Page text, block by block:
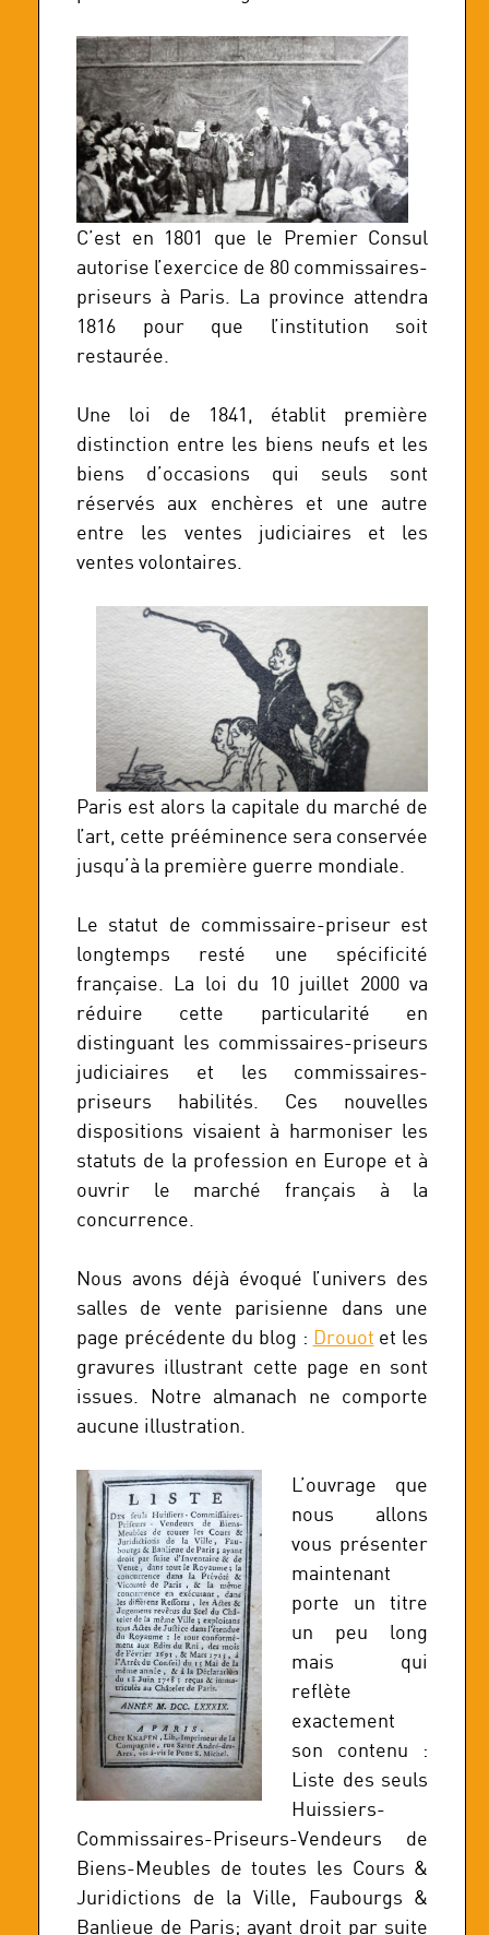
C’est en 1801 que le Premier Consul
autorise l’exercice de 80 commissaires-
priseurs à Paris. La province attendra
1816 pour que l’institution soit
restaurée.
Une loi de 1841, établit première
distinction entre les biens neufs et les
biens d’occasions qui seuls sont
réservés aux enchères et une autre
entre les ventes judiciaires et les
ventes volontaires.
Paris est alors la capitale du marché de
l’art, cette prééminence sera conservée
jusqu’à la première guerre mondiale.
Le statut de commissaire-priseur est
longtemps resté une spécificité
française. La loi du 10 juillet 2000 va
réduire cette particularité en
distinguant les commissaires-priseurs
judiciaires et les commissaires-
priseurs habilités. Ces nouvelles
dispositions visaient à harmoniser les
statuts de la profession en Europe et à
ouvrir le marché français à la
concurrence.
Nous avons déjà évoqué l’univers des
salles de vente parisienne dans une
page précédente du blog : Drouot et les
gravures illustrant cette page en sont
issues. Notre almanach ne comporte
aucune illustration.
L’ouvrage que
nous allons
vous présenter
maintenant
porte un titre
un peu long
mais qui
reflète
exactement
son contenu :
Liste des seuls
Huissiers-
Commissaires-Priseurs-Vendeurs de
Biens-Meubles de toutes les Cours &
Juridictions de la Ville, Faubourgs &
Banlieue de Paris; ayant droit par suite